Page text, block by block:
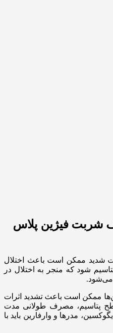
فیژین پلاس
شدید ممکن است باعث اختلال
شود که منجر به اختلال در
می‌شود.
ممکن است باعث تشدید اثرات
پتاسیم، مصرف طولانی مدت
مدرها و وارفارین باید با